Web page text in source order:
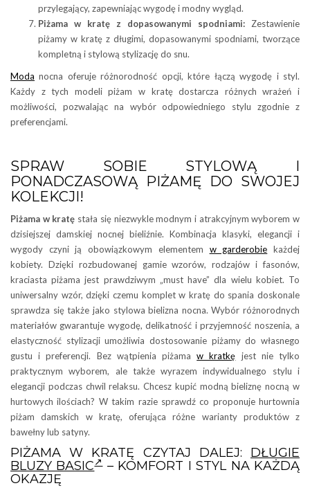
przylegający, zapewniając wygodę i modny wygląd.
Piżama w kratę z dopasowanymi spodniami: Zestawienie
piżamy w kratę z długimi, dopasowanymi spodniami, tworzące
kompletną i stylową stylizację do snu.
Moda nocna oferuje różnorodność opcji, które łączą wygodę i styl.
Każdy z tych modeli piżam w kratę dostarcza różnych wrażeń i
możliwości, pozwalając na wybór odpowiedniego stylu zgodnie z
preferencjami.
SPRAW SOBIE STYLOWĄ I
PONADCZASOWĄ PIŻAMĘ DO SWOJEJ
KOLEKCJI!
Piżama w kratę stała się niezwykle modnym i atrakcyjnym wyborem w
dzisiejszej damskiej nocnej bieliźnie. Kombinacja klasyki, elegancji i
wygody czyni ją obowiązkowym elementem w garderobie każdej
kobiety. Dzięki rozbudowanej gamie wzorów, rodzajów i fasonów,
kraciasta piżama jest prawdziwym „must have” dla wielu kobiet. To
uniwersalny wzór, dzięki czemu komplet w kratę do spania doskonale
sprawdza się także jako stylowa bielizna nocna. Wybór różnorodnych
materiałów gwarantuje wygodę, delikatność i przyjemność noszenia, a
elastyczność stylizacji umożliwia dostosowanie piżamy do własnego
gustu i preferencji. Bez wątpienia piżamaw kratkę jest nie tylko
praktycznym wyborem, ale także wyrazem indywidualnego stylu i
elegancji podczas chwil relaksu. Chcesz kupić modną bieliznę nocną w
hurtowych ilościach? W takim razie sprawdź co proponuje hurtownia
piżam damskich w kratę, oferująca różne warianty produktów z
bawełny lub satyny.
PIŻAMA W KRATĘ CZYTAJ DALEJ: DŁUGIE
BLUZY BASIC – KOMFORT I STYL NA KAŻDĄ
OKAZJĘ